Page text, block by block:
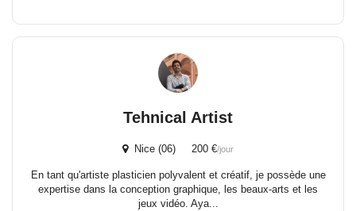
Tehnical Artist
Nice (06) 200 €/jour
En tant qu'artiste plasticien polyvalent et créatif, je possède une
expertise dans la conception graphique, les beaux-arts et les
jeux vidéo. Aya...